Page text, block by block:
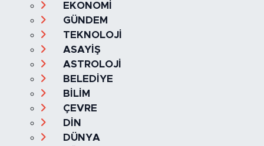
EKONOMİ
GÜNDEM
TEKNOLOJİ
ASAYİŞ
ASTROLOJİ
BELEDİYE
BİLİM
ÇEVRE
DİN
DÜNYA